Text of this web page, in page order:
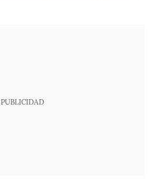
PUBLICIDAD